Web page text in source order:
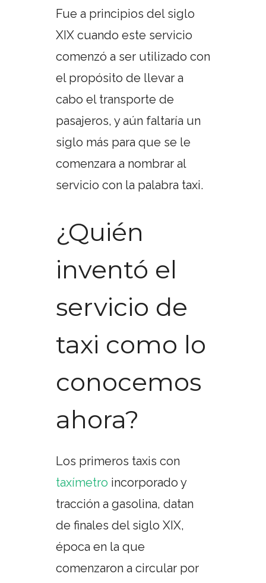
Fue a principios del siglo
XIX cuando este servicio
comenzó a ser utilizado con
el propósito de llevar a
cabo el transporte de
pasajeros, y aún faltaría un
siglo más para que se le
comenzara a nombrar al
servicio con la palabra taxi.
¿Quién
inventó el
servicio de
taxi como lo
conocemos
ahora?
Los primeros taxis con
taxímetro incorporado y
tracción a gasolina, datan
de finales del siglo XIX,
época en la que
comenzaron a circular por